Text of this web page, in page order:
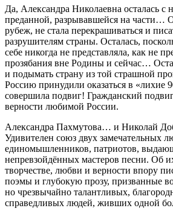
Да, Александра Николаевна осталась с
преданной, разрывавшейся на части…
рубеж, не стала перекрашиваться и
разрушителям страны. Осталась,
себе никогда не представляла, как не
прозябания вне Родины и сейчас…
и подымать страну из той страшной
Россию принудили оказаться в «лихие
совершила подвиг! Гражданский
верности любимой России.
Александра Пахмутова… и Николай
Удивителен союз двух замечательных
единомышленников, патриотов,
непревзойдённых мастеров песни. Об
творчестве, любви и верности впору
поэмы и глубокую прозу, призванные
но чрезвычайно талантливых,
справедливых людей, живших одной